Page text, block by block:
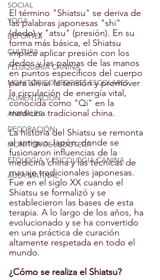
SOCIAL
YOGA
DEPORTES
CULTURA
PELUQUERÍA CANINA
MONITOR COMEDORES ESCOLARES
ALIMENTACIÓN
ANIMALES
DECORACIÓN
MONITOR DE LUDOTECA
ETOLOGIA Y PSICOLOGIA CANINA
AULA MATINAL
El término "Shiatsu" se deriva de
las palabras japonesas "shi"
(dedo) y "atsu" (presión). En su
forma más básica, el Shiatsu
implica aplicar presión con los
dedos y las palmas de las manos
en puntos específicos del cuerpo
para aliviar la tensión y promover
la circulación de energía vital,
conocida como "Qi" en la
medicina tradicional china.
La historia del Shiatsu se remonta
al antiguo Japón, donde se
fusionaron influencias de la
medicina china y las técnicas de
masaje tradicionales japonesas.
Fue en el siglo XX cuando el
Shiatsu se formalizó y se
establecieron las bases de esta
terapia. A lo largo de los años, ha
evolucionado y se ha convertido
en una práctica de curación
altamente respetada en todo el
mundo.
¿Cómo se realiza el Shiatsu?